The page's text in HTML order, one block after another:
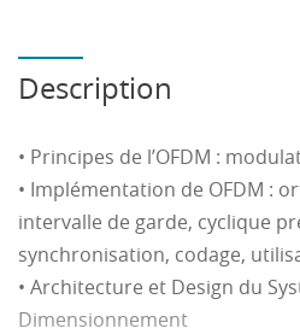
Description
• Principes de l’OFDM :
• Implémentation de OFDM :
intervalle de garde, cyclique
synchronisation, codage,
• Architecture et Design du
Dimensionnement